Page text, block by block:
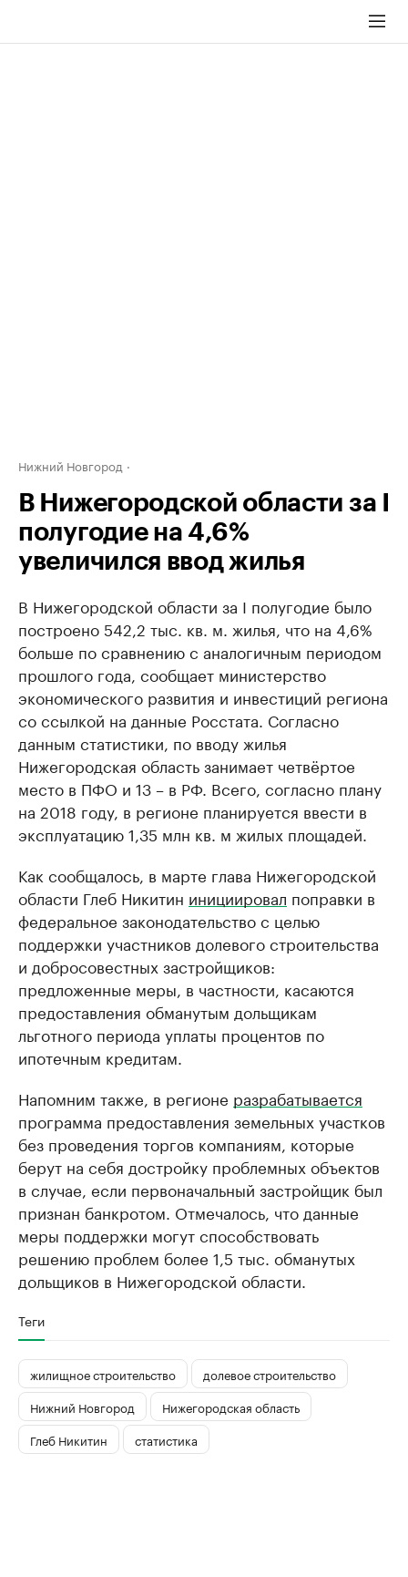
Нижний Новгород
В Нижегородской области за I
полугодие на 4,6%
увеличился ввод жилья
В Нижегородской области за I полугодие было
построено 542,2 тыс. кв. м. жилья, что на 4,6%
больше по сравнению с аналогичным периодом
прошлого года, сообщает министерство
экономического развития и инвестиций региона
со ссылкой на данные Росстата. Согласно
данным статистики, по вводу жилья
Нижегородская область занимает четвёртое
место в ПФО и 13 – в РФ. Всего, согласно плану
на 2018 году, в регионе планируется ввести в
эксплуатацию 1,35 млн кв. м жилых площадей.
Как сообщалось, в марте глава Нижегородской
области Глеб Никитин инициировал поправки в
федеральное законодательство с целью
поддержки участников долевого строительства
и добросовестных застройщиков:
предложенные меры, в частности, касаются
предоставления обманутым дольщикам
льготного периода уплаты процентов по
ипотечным кредитам.
Напомним также, в регионе разрабатывается
программа предоставления земельных участков
без проведения торгов компаниям, которые
берут на себя достройку проблемных объектов
в случае, если первоначальный застройщик был
признан банкротом. Отмечалось, что данные
меры поддержки могут способствовать
решению проблем более 1,5 тыс. обманутых
дольщиков в Нижегородской области.
Теги
жилищное строительство
долевое строительство
Нижний Новгород
Нижегородская область
Глеб Никитин
статистика